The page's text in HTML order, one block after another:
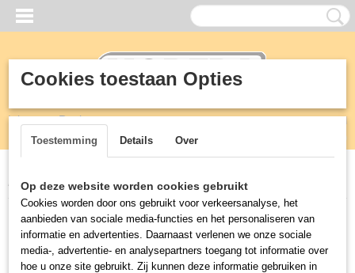
Inloggen Registreren
(0)
Home >KEUKEN>Drop in units >DROP IN GEKOELDE BAK 6/1
Cookies toestaan Opties
Toestemming Details Over
Op deze website worden cookies gebruikt
Cookies worden door ons gebruikt voor verkeersanalyse, het
aanbieden van sociale media-functies en het personaliseren van
informatie en advertenties. Daarnaast verlenen we onze sociale
media-, advertentie- en analysepartners toegang tot informatie over
hoe u onze site gebruikt. Zij kunnen deze informatie gebruiken in